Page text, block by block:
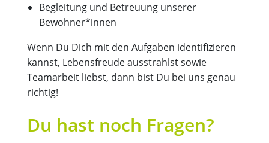
Begleitung und Betreuung unserer
Bewohner*innen
Wenn Du Dich mit den Aufgaben identifizieren
kannst, Lebensfreude ausstrahlst sowie
Teamarbeit liebst, dann bist Du bei uns genau
richtig!
Du hast noch Fragen?